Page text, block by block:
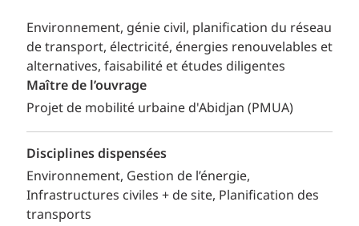
Environnement, génie civil, planification du réseau
de transport, électricité, énergies renouvelables et
alternatives, faisabilité et études diligentes
Maître de l’ouvrage
Projet de mobilité urbaine d'Abidjan (PMUA)
Disciplines dispensées
Environnement Gestion de l’énergie
Infrastructures civiles + de site Planification des
transports